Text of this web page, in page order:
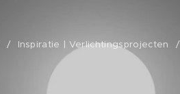
Inspiratie | Verlichtingsprojecten